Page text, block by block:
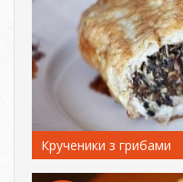
Крученики з грибами